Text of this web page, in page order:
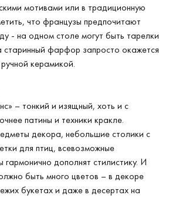
мотивами или в традиционную
что французы предпочитают
- на одном столе могут быть тарелки
старинный фарфор запросто окажется
керамикой.
– тонкий и изящный, хоть и с
патины и техники кракле.
декора, небольшие столики с
для птиц, всевозможные
гармонично дополнят стилистику. И
быть много цветов – в декоре
букетах и даже в десертах на